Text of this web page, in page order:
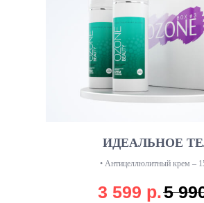
ИДЕАЛЬНОЕ
• Антицеллюлитный крем –
• Озонированное масло –
3 599 р.5